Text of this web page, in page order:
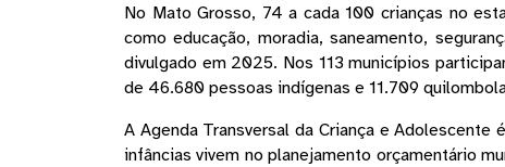
No Mato Grosso, 74 a cada 100 crianças no
como educação, moradia, saneamento,
divulgado em 2025. Nos 113 municípios
de 46.680 pessoas indígenas e 11.709
A Agenda Transversal da Criança e
infâncias vivem no planejamento orçamentário